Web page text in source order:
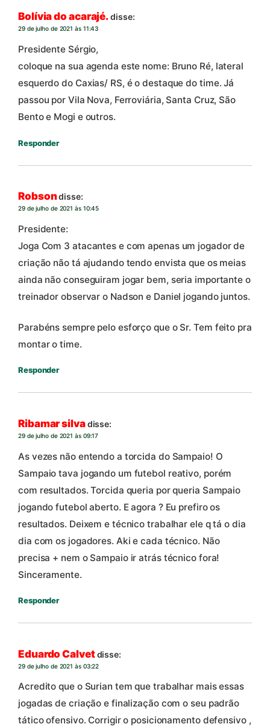
Bolívia do acarajé.disse:
29 de julho de 2021 às 11:43
Presidente Sérgio,
coloque na sua agenda este nome: Bruno Ré, lateral
esquerdo do Caxias/ RS, é o destaque do time. Já
passou por Vila Nova, Ferroviária, Santa Cruz, São
Bento e Mogi e outros.
Responder
Robsondisse:
29 de julho de 2021 às 10:45
Presidente:
Joga Com 3 atacantes e com apenas um jogador de
criação não tá ajudando tendo envista que os meias
ainda não conseguiram jogar bem, seria importante o
treinador observar o Nadson e Daniel jogando juntos.
Parabéns sempre pelo esforço que o Sr. Tem feito pra
montar o time.
Responder
Ribamar silvadisse:
29 de julho de 2021 às 09:17
As vezes não entendo a torcida do Sampaio! O
Sampaio tava jogando um futebol reativo, porém
com resultados. Torcida queria por queria Sampaio
jogando futebol aberto. E agora ? Eu prefiro os
resultados. Deixem e técnico trabalhar ele q tá o dia
dia com os jogadores. Aki e cada técnico. Não
precisa + nem o Sampaio ir atrás técnico fora!
Sinceramente.
Responder
Eduardo Calvetdisse:
29 de julho de 2021 às 03:22
Acredito que o Surian tem que trabalhar mais essas
jogadas de criação e finalização com o seu padrão
tático ofensivo. Corrigir o posicionamento defensivo ,